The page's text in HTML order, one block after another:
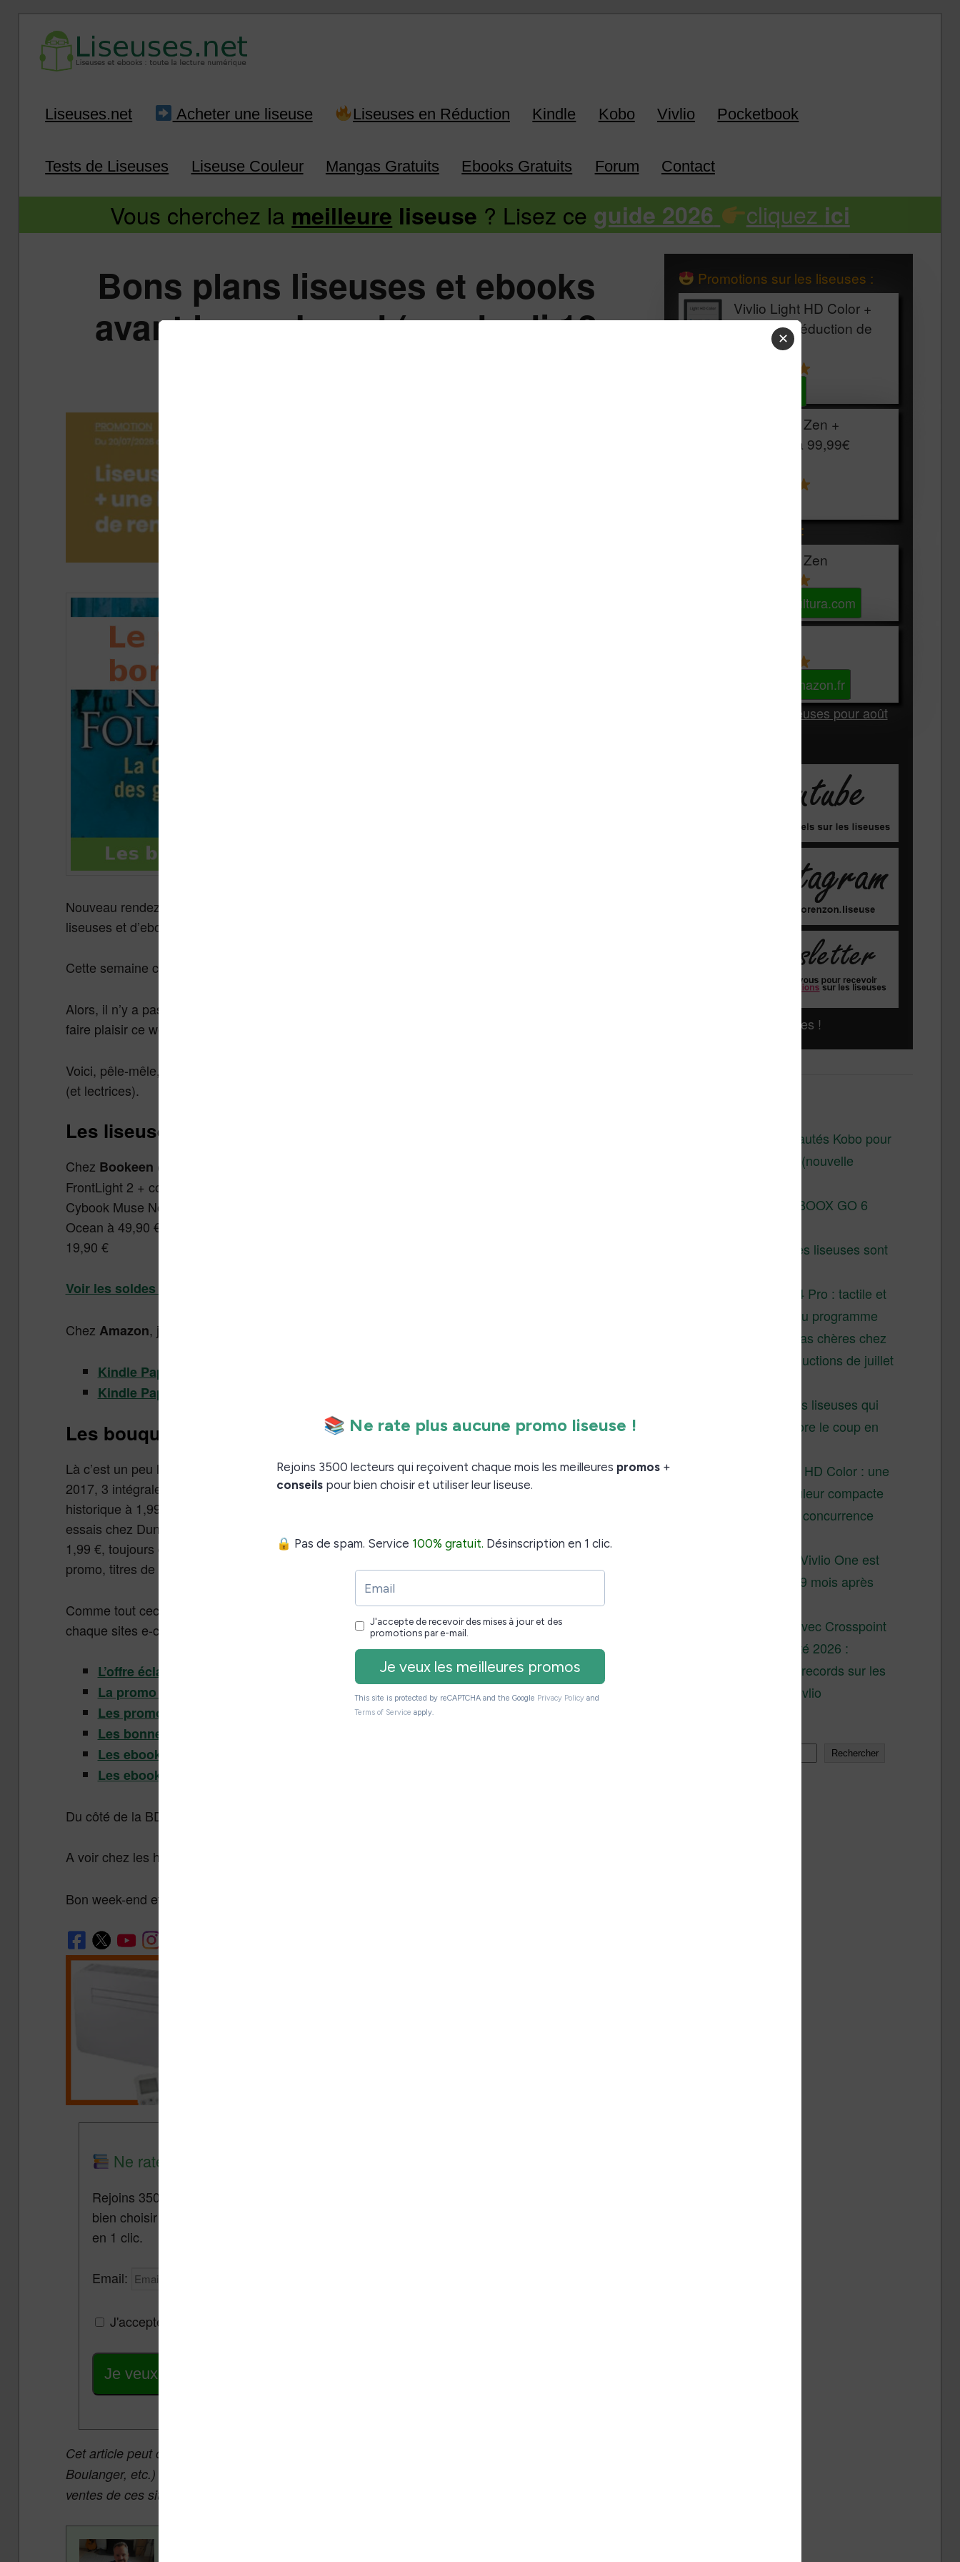
Infos sur les liseuses Kindle, Kobo, Vivlio, Pocketbook
Liseuses.net Acheter une liseuse Liseuses en Réduction Kindle Kobo Vivlio Pocketbook
Tests de Liseuses Liseuse Couleur Mangas Gratuits Ebooks Gratuits Forum Contact
Vous cherchez la meilleure liseuse ? Lisez ce guide 2026 cliquez ici
Bons plans liseuses et ebooks
avant le week-end (vendredi 12
Nouveau rendez-vous de la fin de semaine, je vous livre les derniers bons plans en matière de
liseuses et d’ebooks.
Cette semaine c’est simple : ce sont
Alors, il n’y a pas forcément de grandes choses, mais pas mal de petits trucs qui pourront vous
faire plaisir ce week-end.
Voici, pêle-mêle, tous les trucs en promotion et réduction auxquels vous avez droit, fidèles lecteurs
(et lectrices).
Les liseuses
Chez Bookeen (
FrontLight 2 + couverture à 139,98 €, Cybook Muse HD + couverture à 159,98 €, Couverture
Cybook Muse Noire à 24,90 €, Couverture Cybook Muse à 19,90 €, Couverture Solaire Cybook
Ocean à 49,90 €, Couverture simple Cybook Ocean à 24,90 €, Couverture Cybook Odyssey à
19,90 €
Voir les soldes chez Bookeen
Chez Amazon, j’ai aussi trouvé des petites choses
Kindle Paperwhite à 109,99 € si vous êtes Prime
Kindle Paperwhite reconditionnée à 99,99 €
Les bouquins et BD
Là c’est un peu la fête au niveau de tout ce qui est soldé : ventes flash sur des livres phares de
2017, 3 intégrales Bragelonne pour le prix de 2 (9,99€ ou 14,99€ suivant les recueils), romance
historique à 1,99 € (Harlequin), livres pas chers de remise en forme (bonnes résolutions 2018 ?),
essais chez Dunod et A. Colin à -50%, grosses réductions sur des livres horoscope de 2018 à
1,99 €, toujours de la romance Harlequin à -50 %, fantasy à petit prix, intégrales Robert Laffont en
promo, titres de romance érotique, etc.
Comme tout ceci est disponible un peu partout, je vous laisse explorer les rubriques bons plans de
chaque sites e-commerce :
L’offre éclair Kindle
La promo du mois Kindle
Les promotions et petits prix Kindle
Les bonnes affaires ebooks Fnac
Les ebooks gratuits de Cultura
Les ebooks Cultura
Du côté de la BD, on a des belles choses également : Fairy Tail, Carthago, Valérian, etc.
A voir chez les habitués de la bande dessinée numérique :
Bon week-end et bonnes lectures !
Ne rate plus aucune promo liseuse !
Rejoins 3500 lecteurs qui reçoivent chaque mois les meilleures promos + conseils pour
bien choisir et utiliser leur liseuse.
en 1 clic.
Email:
J'accepte de recevoir des mises à jour et des promotions par e-mail.
Je veux les meilleures promos
Cet article peut contenir des liens affiliés vers les sites partenaires du site (Amazon, Fnac, Cultura,
Boulanger, etc.) qui permettent aux auteurs du site de toucher une petite commission sur les
ventes de ces sites sans coût supplémentaire pour vous.
Promotions sur les liseuses :
Vivlio Light HD Color +
HOUSSE réduction de
Vivlio Light Zen +
HOUSSE à 99,99€
Les accessibles :
Vivlio Light Zen
Voir sur Cultura.com
Voir sur Amazon.fr
Les Meilleures liseuses pour août
Liseuses pas chères !
Les nouveautés Kobo pour
la fin 2026 (nouvelle
Test de la BOOX GO 6
Pourquoi les liseuses sont
XTEINK X4 Pro : tactile et
éclairage au programme
Liseuses pas chères chez
Vivlio – réductions de juillet
3 anciennes liseuses qui
valent encore le coup en
Vivlio Light HD Color : une
liseuse couleur compacte
à prix défiant toute concurrence
La liseuse Vivlio One est
un succès 9 mois après
XTEINK X4 : test avec Crosspoint
Soldes d’été 2026 :
réductions records sur les
liseuses Kobo et Vivlio
Rechercher
✕